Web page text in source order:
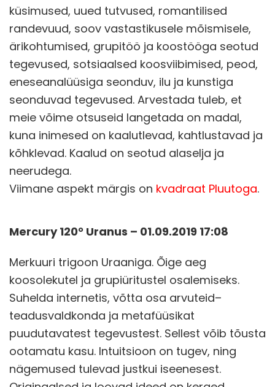
küsimused, uued tutvused, romantilised
randevuud, soov vastastikusele mõismisele,
ärikohtumised, grupitöö ja koostööga seotud
tegevused, sotsiaalsed koosviibimised, peod,
eneseanalüüsiga seonduv, ilu ja kunstiga
seonduvad tegevused. Arvestada tuleb, et
meie võime otsuseid langetada on madal,
kuna inimesed on kaalutlevad, kahtlustavad ja
kõhklevad. Kaalud on seotud alaselja ja
neerudega.
Viimane aspekt märgis on kvadraat Pluutoga.
Mercury 120° Uranus – 01.09.2019 17:08
Merkuuri trigoon Uraaniga. Õige aeg
koosolekutel ja grupiüritustel osalemiseks.
Suhelda internetis, võtta osa arvuteid–
teadusvaldkonda ja metafüüsikat
puudutavatest tegevustest. Sellest võib tõusta
ootamatu kasu. Intuitsioon on tugev, ning
nägemused tulevad justkui iseenesest.